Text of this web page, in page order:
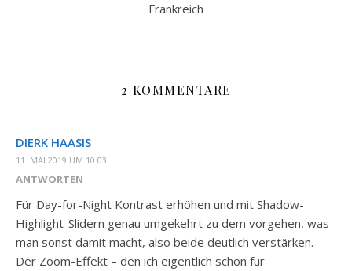
Frankreich
2 KOMMENTARE
DIERK HAASIS
11. MAI 2019 UM 10:03
ANTWORTEN
Für Day-for-Night Kontrast erhöhen und mit Shadow-
Highlight-Slidern genau umgekehrt zu dem vorgehen, was
man sonst damit macht, also beide deutlich verstärken.
Der Zoom-Effekt – den ich eigentlich schon für